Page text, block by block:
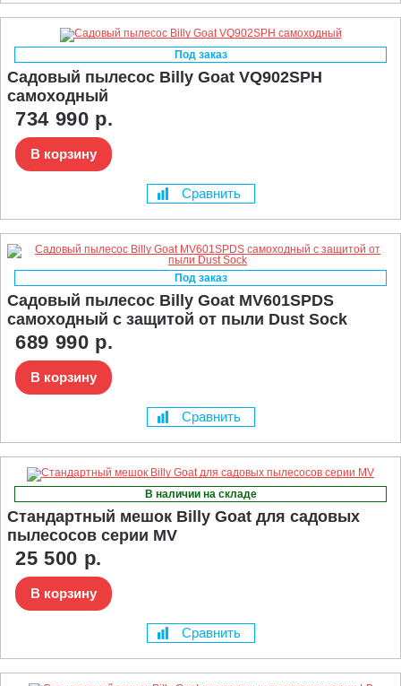
Под заказ
Садовый пылесос Billy Goat VQ902SPH
самоходный
734 990 р.
В корзину
Сравнить
Под заказ
Садовый пылесос Billy Goat MV601SPDS
самоходный с защитой от пыли Dust Sock
689 990 р.
В корзину
Сравнить
В наличии на складе
Стандартный мешок Billy Goat для садовых
пылесосов серии MV
25 500 р.
В корзину
Сравнить